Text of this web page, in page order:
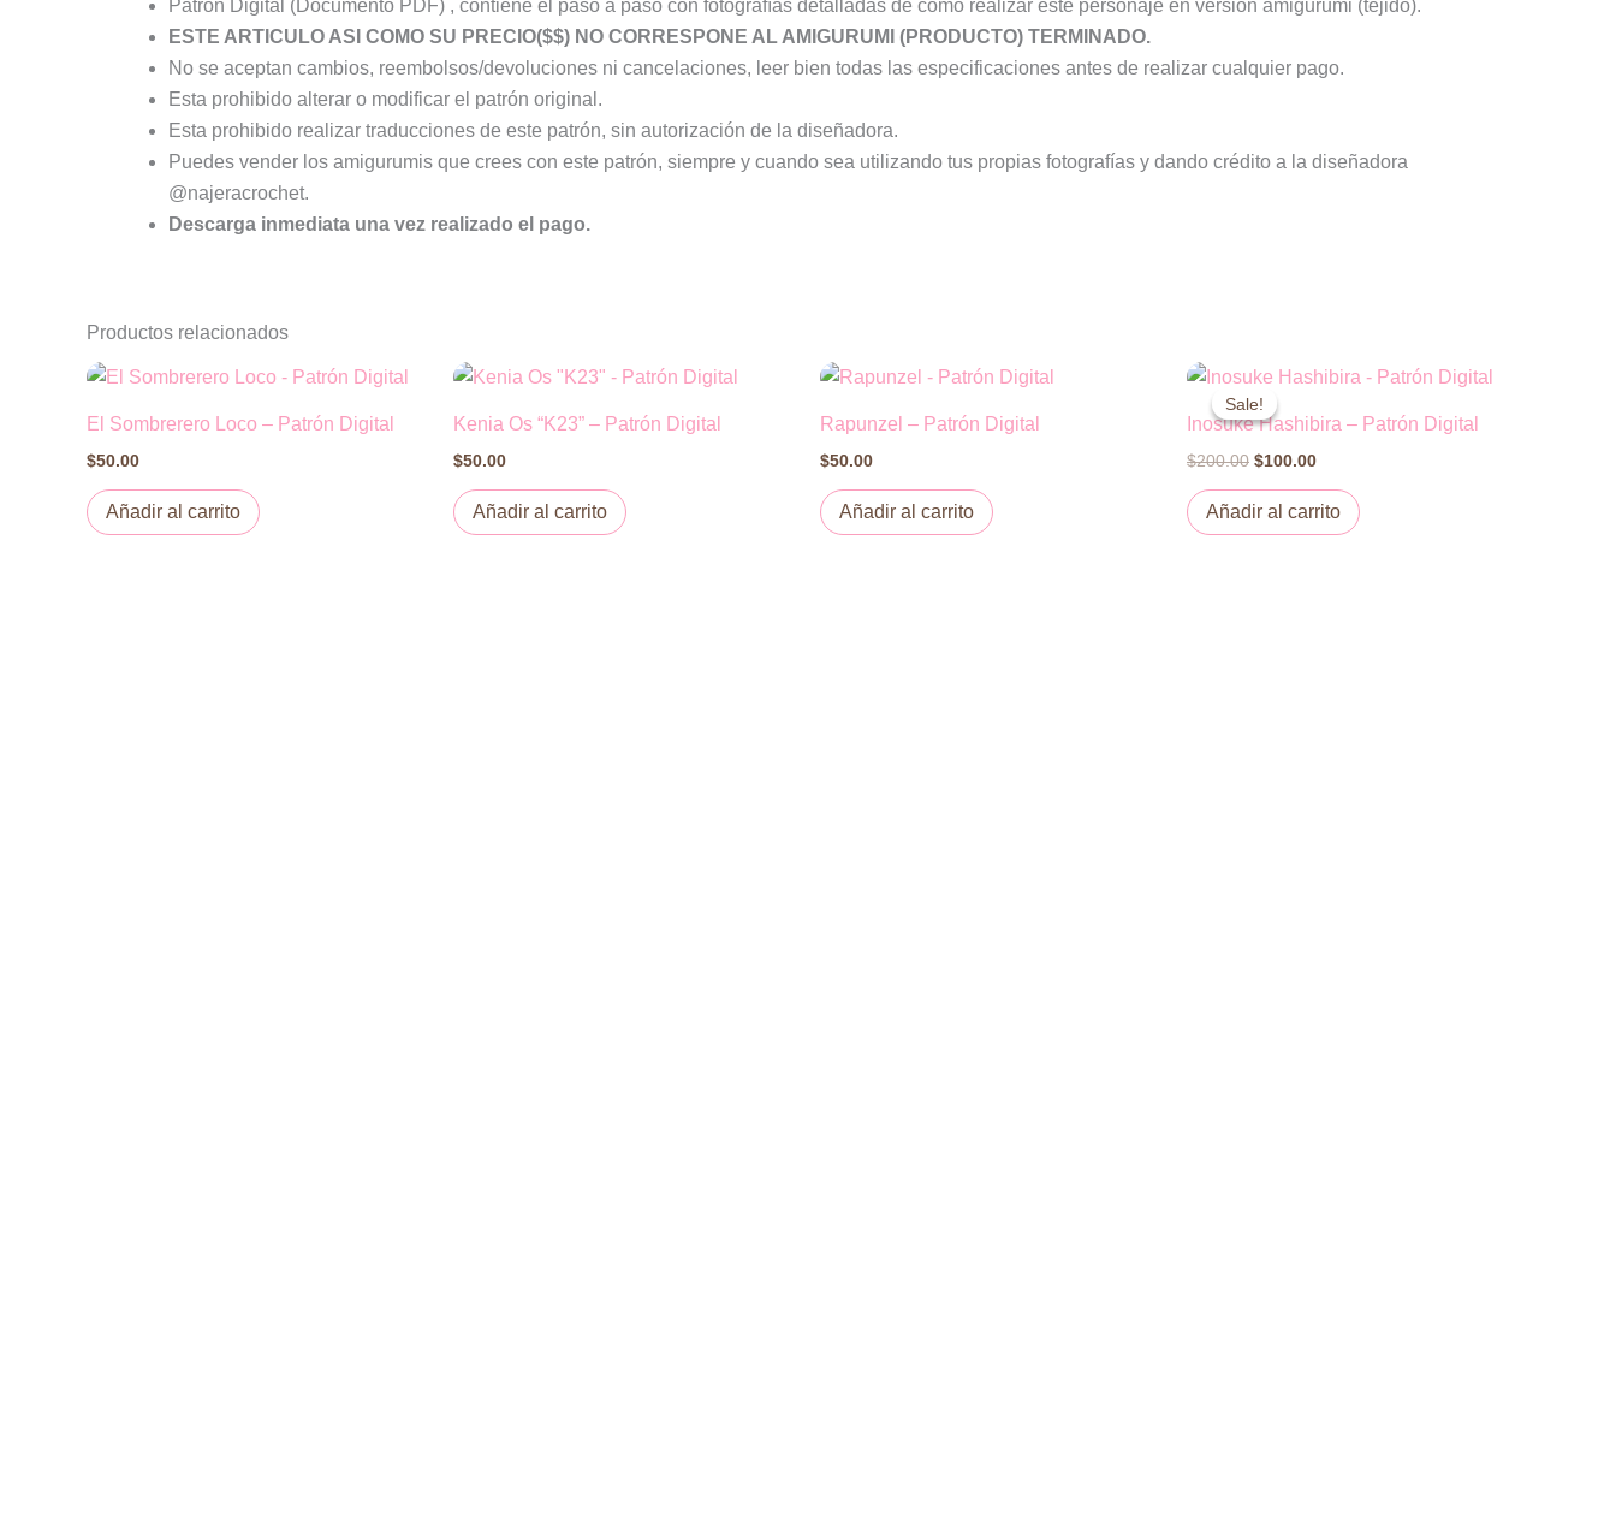
Patrón Digital (Documento PDF) , contiene el paso a paso con fotografías detalladas de como realizar este personaje en versión amigurumi (tejido).
ESTE ARTICULO ASI COMO SU PRECIO($$) NO CORRESPONE AL AMIGURUMI (PRODUCTO) TERMINADO.
No se aceptan cambios, reembolsos/devoluciones ni cancelaciones, leer bien todas las especificaciones antes de realizar cualquier pago.
Esta prohibido alterar o modificar el patrón original.
Esta prohibido realizar traducciones de este patrón, sin autorización de la diseñadora.
Puedes vender los amigurumis que crees con este patrón, siempre y cuando sea utilizando tus propias fotografías y dando crédito a la diseñadora
@najeracrochet.
Descarga inmediata una vez realizado el pago.
Productos relacionados
El Sombrerero Loco – Patrón Digital
$50.00
Añadir al carrito
Kenia Os “K23” – Patrón Digital
$50.00
Añadir al carrito
Rapunzel – Patrón Digital
$50.00
Añadir al carrito
Sale!
Sale!
Inosuke Hashibira – Patrón Digital
$200.00
Original
price
was:
$200.00.
$100.00
Current
is:
$100.00.
Añadir al carrito